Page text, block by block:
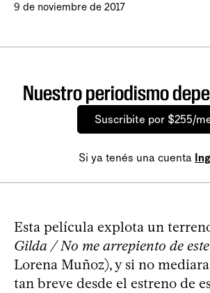
9 de noviembre de 2017
Nuestro periodismo
Suscribite por $255/
Si ya tenés una cuenta
Esta película explota un
Gilda / No me arrepiento de
Lorena Muñoz), y si no
tan breve desde el estreno de